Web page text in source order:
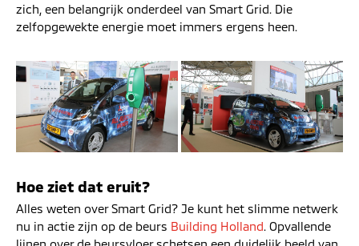
zich, een belangrijk onderdeel van Smart Grid. Die
zelfopgewekte energie moet immers ergens heen.
Hoe ziet dat eruit?
Alles weten over Smart Grid? Je kunt het slimme netwerk
nu in actie zijn op de beurs Building Holland. Opvallende